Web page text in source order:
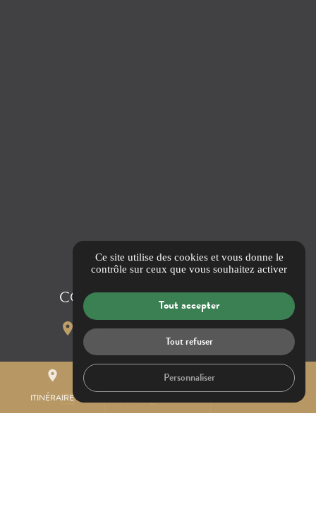
place
ITINÉRAIRE
mail
COORDONNÉES
location_on
20 Rond point des Barjacquets,
- Rte Departementale 20 -
13340 ROGNAC
mail_outline contact@kingbennes.fr
Ce site utilise des cookies et vous donne le
contrôle sur ceux que vous souhaitez activer
Tout accepter
Tout refuser
Personnaliser